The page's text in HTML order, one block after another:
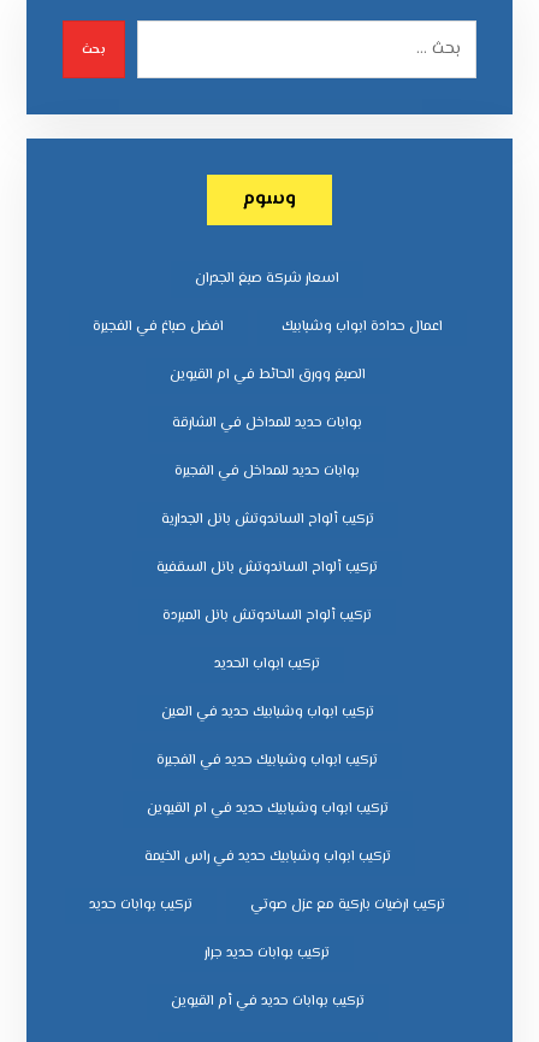
بحث
وسوم
اسعار شركة صبغ الجدران
اعمال حدادة ابواب وشبابيك افضل صباغ في الفجيرة
الصبغ وورق الحائط في ام القيوين
بوابات حديد للمداخل في الشارقة
بوابات حديد للمداخل في الفجيرة
تركيب ألواح الساندوتش بانل الجدارية
تركيب ألواح الساندوتش بانل السقفية
تركيب ألواح الساندوتش بانل المبردة
تركيب ابواب الحديد
تركيب ابواب وشبابيك حديد في العين
تركيب ابواب وشبابيك حديد في الفجيرة
تركيب ابواب وشبابيك حديد في ام القيوين
تركيب ابواب وشبابيك حديد في راس الخيمة
تركيب ارضيات باركية مع عزل صوتي تركيب بوابات حديد
تركيب بوابات حديد جرار
تركيب بوابات حديد في أم القيوين